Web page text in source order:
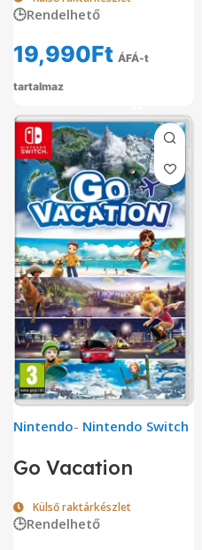
🕒Rendelhető
19,990Ft ÁFÁ-t
tartalmaz
Nintendo- Nintendo Switch
Go Vacation
Külső raktárkészlet
🕒Rendelhető